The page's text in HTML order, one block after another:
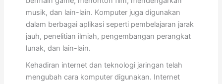
musik, dan lain-lain. Komputer juga digunakan
dalam berbagai aplikasi seperti pembelajaran jarak
jauh, penelitian ilmiah, pengembangan perangkat
lunak, dan lain-lain.
Kehadiran internet dan teknologi jaringan telah
mengubah cara komputer digunakan. Internet